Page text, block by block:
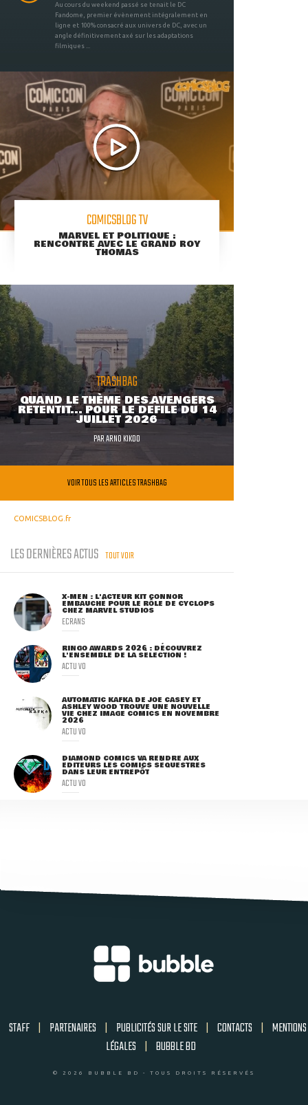
Au cours du weekend passé se tenait le DC
Fandome, premier évènement intégralement en
ligne et 100% consacré aux univers de DC, avec un
angle définitivement axé sur les adaptations
filmiques ...
COMICSBLOG TV
MARVEL ET POLITIQUE :
RENCONTRE AVEC LE GRAND ROY
THOMAS
TRASHBAG
QUAND LE THÈME DES AVENGERS
RETENTIT... POUR LE DÉFILÉ DU 14
JUILLET 2026
PARARNO KIKOO
VOIR TOUS LES ARTICLES TRASHBAG
COMICSBLOG.fr
LES DERNIÈRES ACTUS TOUT VOIR
X-MEN : L'ACTEUR KIT CONNOR
EMBAUCHÉ POUR LE RÔLE DE CYCLOPS
CHEZ MARVEL STUDIOS
ECRANS
RINGO AWARDS 2026 : DÉCOUVREZ
L'ENSEMBLE DE LA SÉLECTION !
ACTU VO
AUTOMATIC KAFKA DE JOE CASEY ET
ASHLEY WOOD TROUVE UNE NOUVELLE
VIE CHEZ IMAGE COMICS EN NOVEMBRE
2026
ACTU VO
DIAMOND COMICS VA RENDRE AUX
ÉDITEURS LES COMICS SÉQUESTRÉS
DANS LEUR ENTREPÔT
ACTU VO
STAFF | PARTENAIRES | PUBLICITÉS SUR LE SITE | CONTACTS | MENTIONS
LÉGALES | BUBBLE BD
© 2026 BUBBLE BD - TOUS DROITS RÉSERVÉS